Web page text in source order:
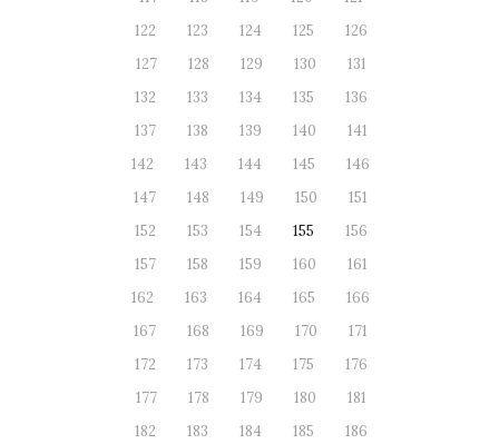
122
123 124 125
126
127
128 129 130
131
132
133 134 135
136
137
138 139 140
141
142
143 144 145
146
147
148 149 150
151
152
153 154 155
156
157
158 159 160
161
162
163 164 165
166
167
168 169 170
171
172
173 174 175
176
177
178 179 180
181
182
183 184 185
186